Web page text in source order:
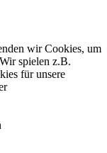
wir Cookies, um
spielen z.B.
für unsere